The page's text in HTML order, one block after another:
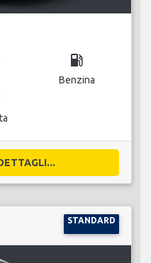
local_gas_station
Benzina
STANDARD